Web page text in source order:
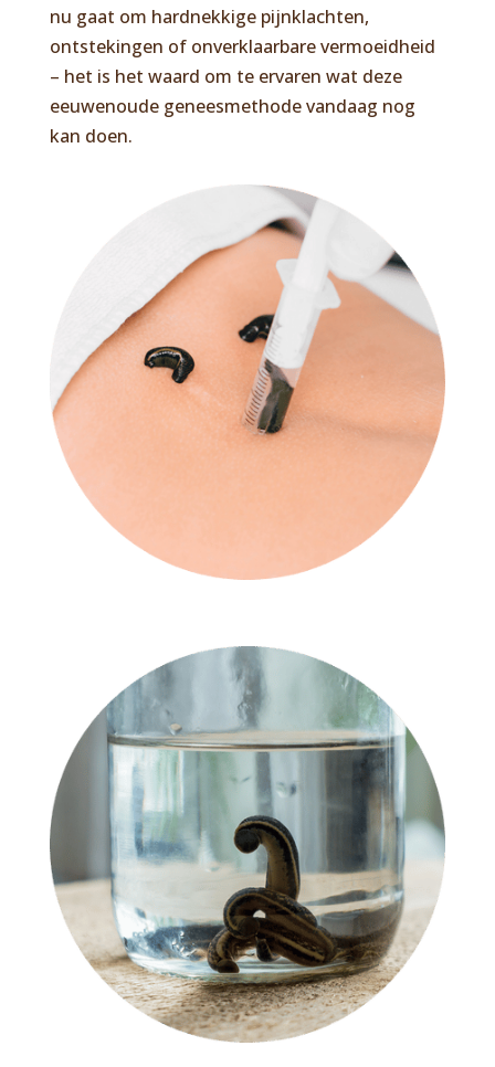
nu gaat om hardnekkige pijnklachten,
ontstekingen of onverklaarbare vermoeidheid
– het is het waard om te ervaren wat deze
eeuwenoude geneesmethode vandaag nog
kan doen.